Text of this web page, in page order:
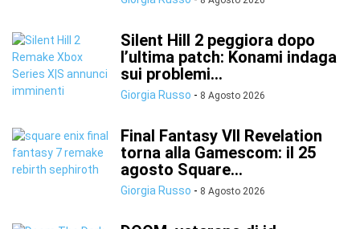
Silent Hill 2 peggiora dopo
l’ultima patch: Konami indaga
sui problemi...
Giorgia Russo - 8 Agosto 2026
Final Fantasy VII Revelation
torna alla Gamescom: il 25
agosto Square...
Giorgia Russo - 8 Agosto 2026